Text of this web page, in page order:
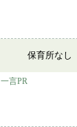
保育所なし
一言PR